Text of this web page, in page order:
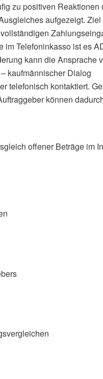
zu positiven
aufgezeigt.
Telefoninkasso ist es
kann die Ansprache
kaufmännischer Dialog
telefonisch kontaktiert.
können
offener Beträge